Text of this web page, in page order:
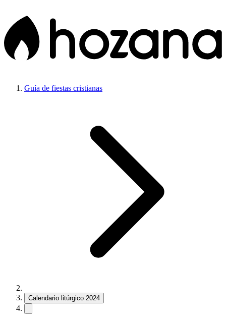
Guía de fiestas cristianas
Calendario litúrgico 2024